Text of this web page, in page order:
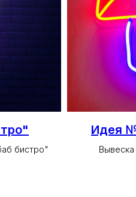
бистро"
Идея
Вывеска